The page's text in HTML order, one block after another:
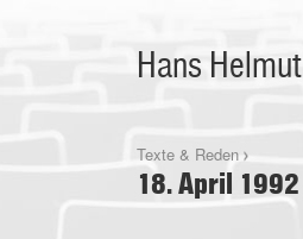
Hans Helmut
Texte & Reden
18. April 1992